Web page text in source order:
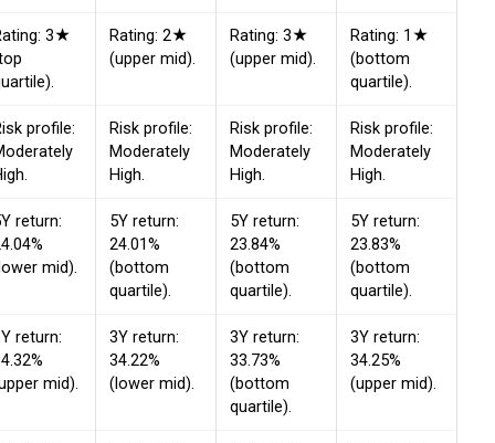
3★
Rating: 2★
(upper mid).
Rating: 3★
(upper mid).
Rating: 1★
(bottom
quartile).
profile:
Risk profile:
Moderately
High.
Risk profile:
Moderately
High.
Risk profile:
Moderately
High.
return:
mid).
5Y return:
24.01%
(bottom
quartile).
5Y return:
23.84%
(bottom
quartile).
5Y return:
23.83%
(bottom
quartile).
return:
mid).
3Y return:
34.22%
(lower mid).
3Y return:
33.73%
(bottom
quartile).
3Y return:
34.25%
(upper mid).